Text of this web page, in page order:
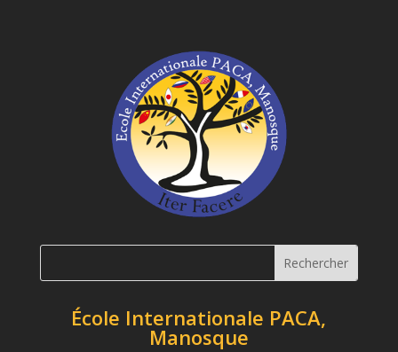
École Internationale PACA,
Manosque